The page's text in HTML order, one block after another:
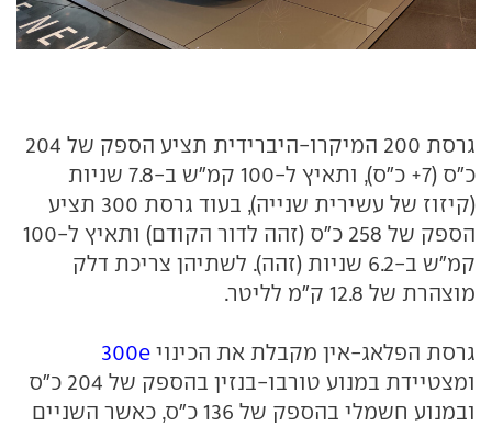
גרסת 200 המיקרו-היברידית תציע הספק של 204
כ"ס (7+ כ"ס), ותאיץ ל-100 קמ"ש ב-7.8 שניות
(קיזוז של עשירית שנייה), בעוד גרסת 300 תציע
הספק של 258 כ"ס (זהה לדור הקודם) ותאיץ ל-100
קמ"ש ב-6.2 שניות (זהה). לשתיהן צריכת דלק
מוצהרת של 12.8 ק"מ לליטר.
גרסת הפלאג-אין מקבלת את הכינוי 300e
ומצטיידת במנוע טורבו-בנזין בהספק של 204 כ"ס
ובמנוע חשמלי בהספק של 136 כ"ס, כאשר השניים